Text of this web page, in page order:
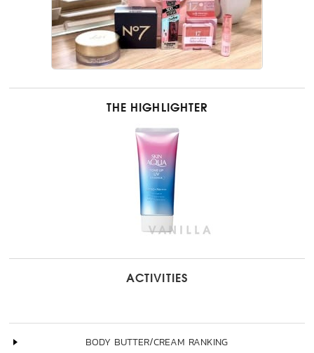
THE HIGHLIGHTER
ACTIVITIES
BODY BUTTER/CREAM RANKING